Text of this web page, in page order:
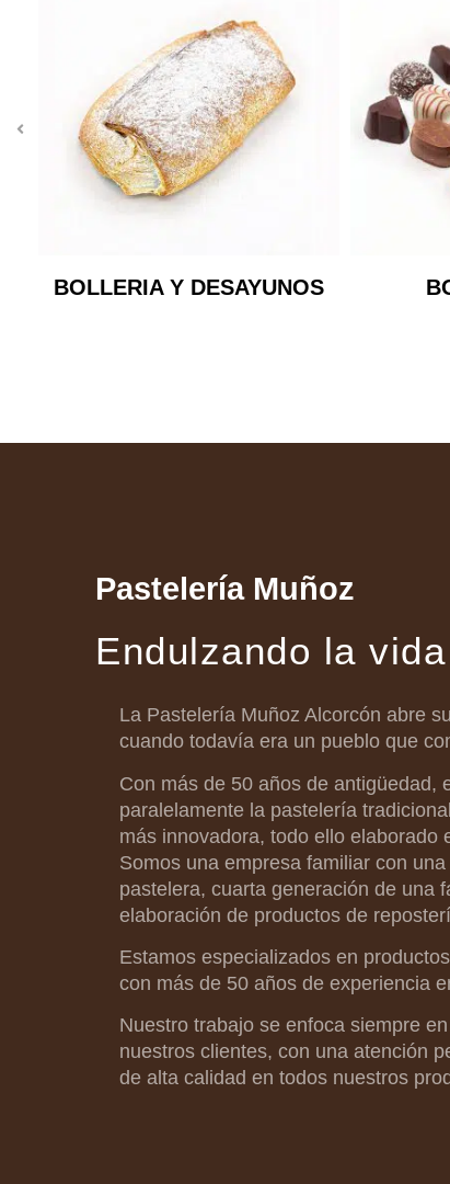
BOLLERIA Y DESAYUNOS
Pastelería Muñoz
Endulzando la
La Pastelería Muñoz Alcorcón abre
cuando todavía era un pueblo que
Con más de 50 años de antigüedad,
paralelamente la pastelería
más innovadora, todo ello elaborado
Somos una empresa familiar con
pastelera, cuarta generación de una
elaboración de productos de
Estamos especializados en
con más de 50 años de experiencia
Nuestro trabajo se enfoca siempre
nuestros clientes, con una atención
de alta calidad en todos nuestros